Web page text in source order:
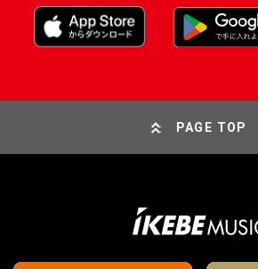
PAGE TOP